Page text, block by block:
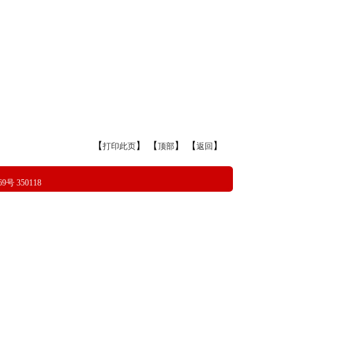
【打印此页】 【顶部】 【返回 】
号 350118